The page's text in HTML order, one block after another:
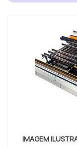
IMAGEM